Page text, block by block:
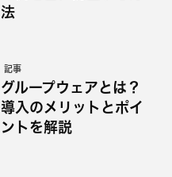
法
記事
グループウェアとは？
導入のメリットとポイ
ントを解説